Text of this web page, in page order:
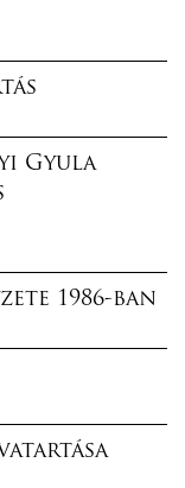
Gyula
1986-ban